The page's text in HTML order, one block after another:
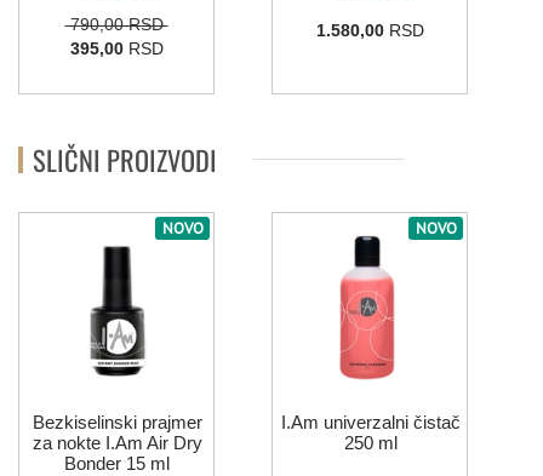
790,00 RSD
395,00RSD
1.580,00RSD
SLIČNI PROIZVODI
NOVO
Bezkiselinski prajmer
za nokte I.Am Air Dry
Bonder 15 ml
NOVO
I.Am univerzalni čistač
250 ml